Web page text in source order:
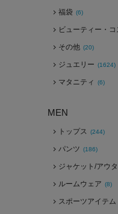
福袋 (6)
ビューティー・コ
その他 (20)
ジュエリー (1624)
マタニティ (6)
MEN
トップス (244)
パンツ (186)
ジャケット/アウ
ルームウェア (8)
スポーツアイテム